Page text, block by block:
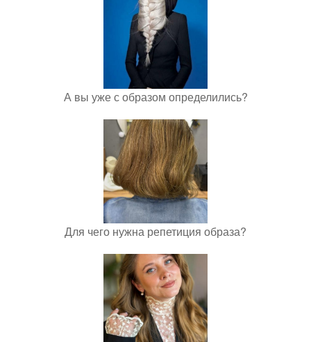
А вы уже с образом определились?
Для чего нужна репетиция образа?